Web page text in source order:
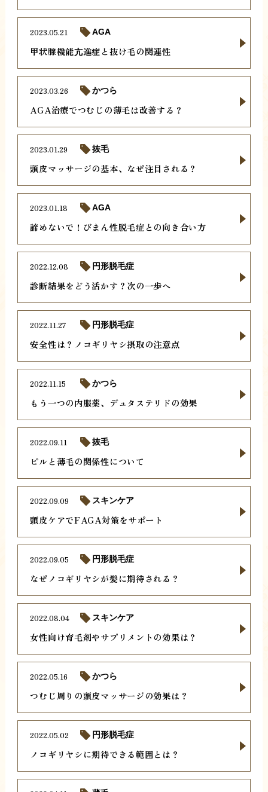
甲状腺機能亢進症と抜け毛の関連性
2023.05.21 AGA
AGA治療でつむじの薄毛は改善する？
2023.03.26 かつら
頭皮マッサージの基本、なぜ注目される？
2023.01.29 抜毛
諦めないで！びまん性脱毛症との向き合い方
2023.01.18 AGA
診断結果をどう活かす？次の一歩へ
2022.12.08 円形脱毛症
安全性は？ノコギリヤシ摂取の注意点
2022.11.27 円形脱毛症
もう一つの内服薬、デュタステリドの効果
2022.11.15 かつら
ピルと薄毛の関係性について
2022.09.11 抜毛
頭皮ケアでFAGA対策をサポート
2022.09.09 スキンケア
なぜノコギリヤシが髪に期待される？
2022.09.05 円形脱毛症
女性向け育毛剤やサプリメントの効果は？
2022.08.04 スキンケア
つむじ周りの頭皮マッサージの効果は？
2022.05.16 かつら
ノコギリヤシに期待できる範囲とは？
2022.05.02 円形脱毛症